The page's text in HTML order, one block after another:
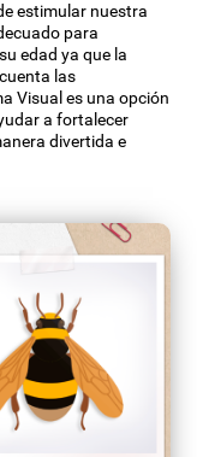
estimular nuestra
para
edad ya que la
las
Visual es una opción
a fortalecer
divertida e